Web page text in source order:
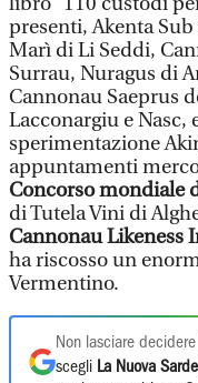
presenti, Akenta
Marì di Li Seddi,
Surrau, Nuragus di
Cannonau Saeprus
Lacconargiu e
sperimentazione
appuntamenti
Concorso mondiale
di Tutela Vini di
Cannonau Likeness
ha riscosso un
Vermentino.
Non lasciare
scegli La Nuova